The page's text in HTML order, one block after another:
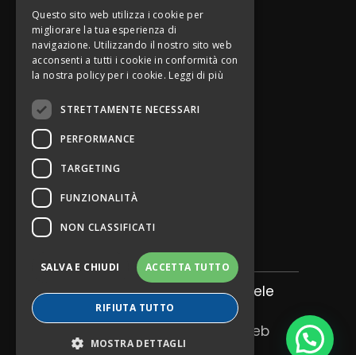
Subtotale:
Visualizza carrello Svuota carrello
SERVIZIO CLIENTI
Condizioni di vendita
Spedizioni
Resi
PAGAMENTI
Contrassegno
© 2026 NOVASTRASS di Emanuele
Loconte P.IVA 09132700726
credits Qweb
Questo sito web utilizza i cookie per
migliorare la tua esperienza di
navigazione. Utilizzando il nostro sito web
acconsenti a tutti i cookie in conformità con
la nostra policy per i cookie. Leggi di più
STRETTAMENTE NECESSARI
PERFORMANCE
TARGETING
FUNZIONALITÀ
NON CLASSIFICATI
SALVA E CHIUDI ACCETTA TUTTO
RIFIUTA TUTTO
MOSTRA DETTAGLI